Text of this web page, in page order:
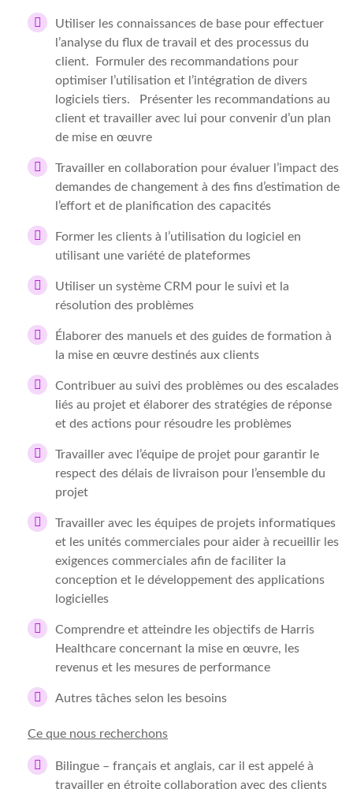
Utiliser les connaissances de base pour effectuer
l’analyse du flux de travail et des processus du
client. Formuler des recommandations pour
optimiser l’utilisation et l’intégration de divers
logiciels tiers. Présenter les recommandations au
client et travailler avec lui pour convenir d’un plan
de mise en œuvre
Travailler en collaboration pour évaluer l’impact des
demandes de changement à des fins d’estimation de
l’effort et de planification des capacités
Former les clients à l’utilisation du logiciel en
utilisant une variété de plateformes
Utiliser un système CRM pour le suivi et la
résolution des problèmes
Élaborer des manuels et des guides de formation à
la mise en œuvre destinés aux clients
Contribuer au suivi des problèmes ou des escalades
liés au projet et élaborer des stratégies de réponse
et des actions pour résoudre les problèmes
Travailler avec l’équipe de projet pour garantir le
respect des délais de livraison pour l’ensemble du
projet
Travailler avec les équipes de projets informatiques
et les unités commerciales pour aider à recueillir les
exigences commerciales afin de faciliter la
conception et le développement des applications
logicielles
Comprendre et atteindre les objectifs de Harris
Healthcare concernant la mise en œuvre, les
revenus et les mesures de performance
Autres tâches selon les besoins
Ce que nous recherchons
Bilingue – français et anglais, car il est appelé à
travailler en étroite collaboration avec des clients